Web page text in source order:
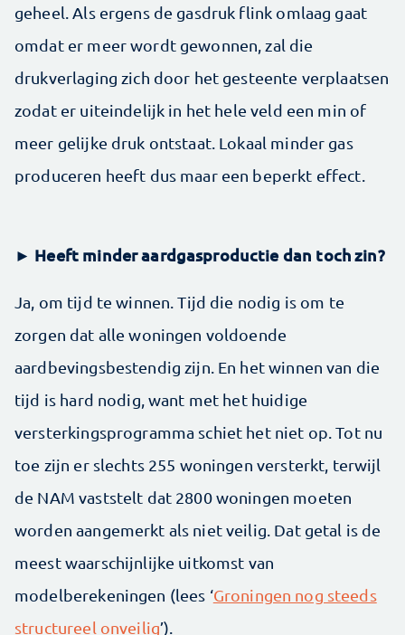
geheel. Als ergens de gasdruk flink omlaag gaat
omdat er meer wordt gewonnen, zal die
drukverlaging zich door het gesteente verplaatsen
zodat er uiteindelijk in het hele veld een min of
meer gelijke druk ontstaat. Lokaal minder gas
produceren heeft dus maar een beperkt effect.
► Heeft minder aardgasproductie dan toch zin?
Ja, om tijd te winnen. Tijd die nodig is om te
zorgen dat alle woningen voldoende
aardbevingsbestendig zijn. En het winnen van die
tijd is hard nodig, want met het huidige
versterkingsprogramma schiet het niet op. Tot nu
toe zijn er slechts 255 woningen versterkt, terwijl
de NAM vaststelt dat 2800 woningen moeten
worden aangemerkt als niet veilig. Dat getal is de
meest waarschijnlijke uitkomst van
modelberekeningen (lees ‘Groningen nog steeds
structureel onveilig’).